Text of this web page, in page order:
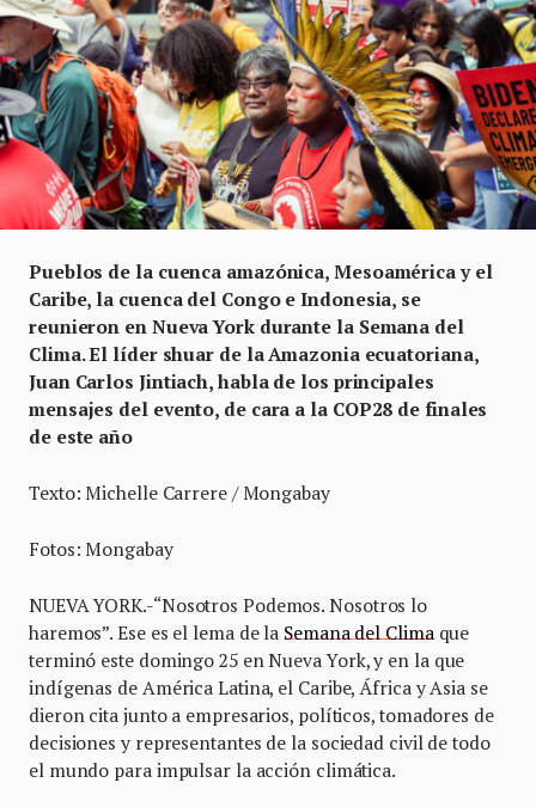
Pueblos de la cuenca amazónica, Mesoamérica y el
Caribe, la cuenca del Congo e Indonesia, se
reunieron en Nueva York durante la Semana del
Clima. El líder shuar de la Amazonia ecuatoriana,
Juan Carlos Jintiach, habla de los principales
mensajes del evento, de cara a la COP28 de finales
de este año
Texto: Michelle Carrere / Mongabay
Fotos: Mongabay
NUEVA YORK.-“Nosotros Podemos. Nosotros lo
haremos”. Ese es el lema de laSemana del Climaque
terminó este domingo 25 en Nueva York, y en la que
indígenas de América Latina, el Caribe, África y Asia se
dieron cita junto a empresarios, políticos, tomadores de
decisiones y representantes de la sociedad civil de todo
el mundo para impulsar la acción climática.